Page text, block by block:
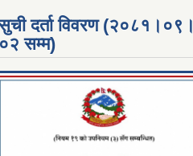
दर्ता विवरण (२०८१।०९।
०२ सम्म)